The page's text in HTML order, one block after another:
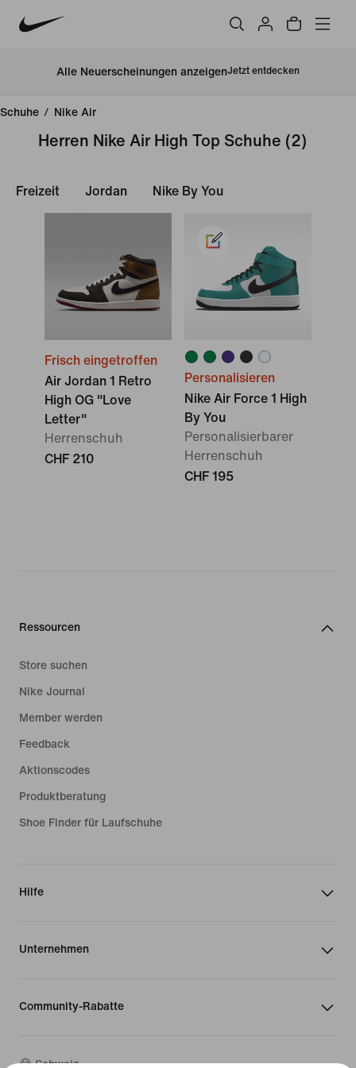
Alle Neuerscheinungen anzeigenJetzt entdecken
Schuhe / Nike Air
Herren Nike Air High Top Schuhe (2)
Freizeit Jordan Nike By You
Frisch eingetroffen
Air Jordan 1 Retro
High OG "Love
Letter"
Herrenschuh
CHF 210
Personalisieren
Nike Air Force 1 High
By You
Personalisierbarer
Herrenschuh
CHF 195
Ressourcen
Store suchen
Nike Journal
Member werden
Feedback
Aktionscodes
Produktberatung
Shoe Finder für Laufschuhe
Hilfe
Unternehmen
Community-Rabatte
Schweiz